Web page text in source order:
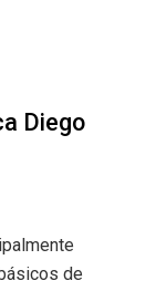
Diego
de